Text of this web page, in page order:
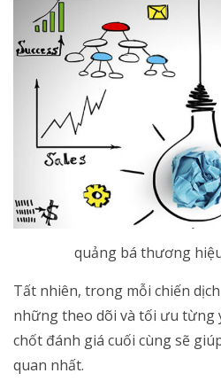
quảng bá thương
Tất nhiên, trong mỗi chiến
những theo dõi và tối ưu từng
chốt đánh giá cuối cùng sẽ
quan nhất.